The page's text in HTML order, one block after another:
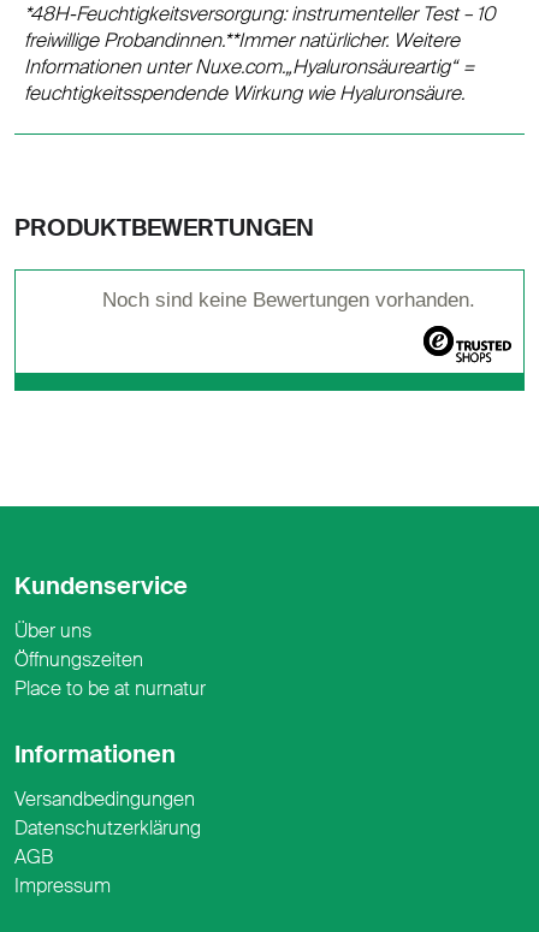
*48H-Feuchtigkeitsversorgung: instrumenteller Test – 10
freiwillige Probandinnen.**Immer natürlicher. Weitere
Informationen unter Nuxe.com.„Hyaluronsäureartig“ =
feuchtigkeitsspendende Wirkung wie Hyaluronsäure.
PRODUKTBEWERTUNGEN
Noch sind keine Bewertungen vorhanden.
Kundenservice
Über uns
Öffnungszeiten
Place to be at nurnatur
Informationen
Versandbedingungen
Datenschutzerklärung
AGB
Impressum